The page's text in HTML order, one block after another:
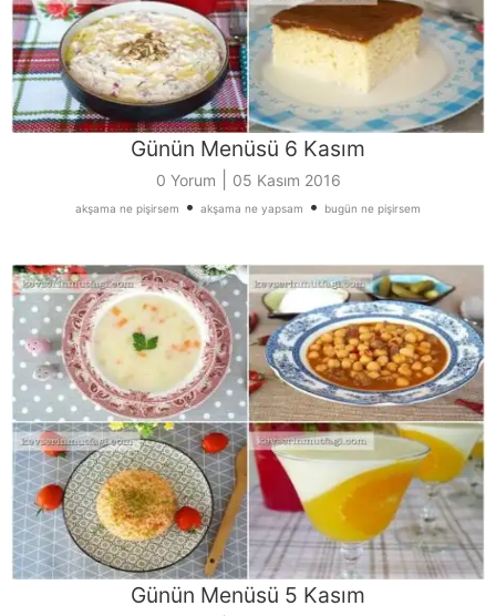
Günün Menüsü 6 Kasım
0 Yorum 05 Kasım 2016
akşama ne pişirsem • akşama ne yapsam • bugün ne pişirsem
Günün Menüsü 5 Kasım